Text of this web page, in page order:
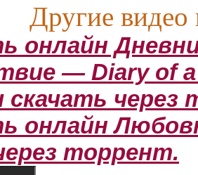
Другие видео
онлайн
— Diary of a
скачать через
онлайн
торрент.